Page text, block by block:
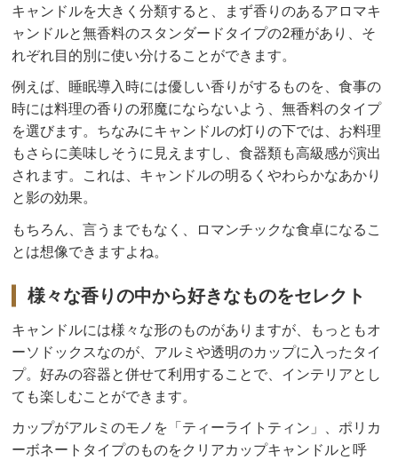
キャンドルを大きく分類すると、まず香りのあるアロマキ
ャンドルと無香料のスタンダードタイプの2種があり、そ
れぞれ目的別に使い分けることができます。
例えば、睡眠導入時には優しい香りがするものを、食事の
時には料理の香りの邪魔にならないよう、無香料のタイプ
を選びます。ちなみにキャンドルの灯りの下では、お料理
もさらに美味しそうに見えますし、食器類も高級感が演出
されます。これは、キャンドルの明るくやわらかなあかり
と影の効果。
もちろん、言うまでもなく、ロマンチックな食卓になるこ
とは想像できますよね。
様々な香りの中から好きなものをセレクト
キャンドルには様々な形のものがありますが、もっともオ
ーソドックスなのが、アルミや透明のカップに入ったタイ
プ。好みの容器と併せて利用することで、インテリアとし
ても楽しむことができます。
カップがアルミのモノを「ティーライトティン」、ポリカ
ーボネートタイプのものをクリアカップキャンドルと呼